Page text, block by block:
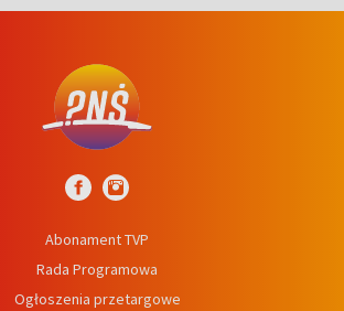
Abonament TVP
Rada Programowa
Ogłoszenia przetargowe